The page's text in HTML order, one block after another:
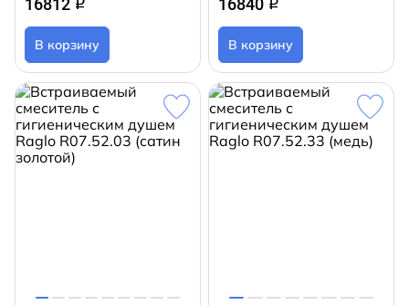
16812 q
В корзину
16840 q
В корзину